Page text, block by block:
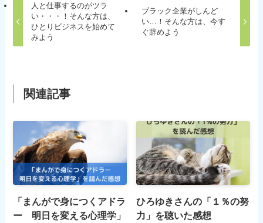
人と仕事するのがツラ
い・・・！そんな方は、
ひとりビジネスを始めて
みよう
ブラック企業がしんど
い…！そんな方は、今す
ぐ辞めよう
関連記事
「まんがで身につくアドラ
ー 明日を変える心理学」
ひろゆきさんの「１％の努
力」を聴いた感想